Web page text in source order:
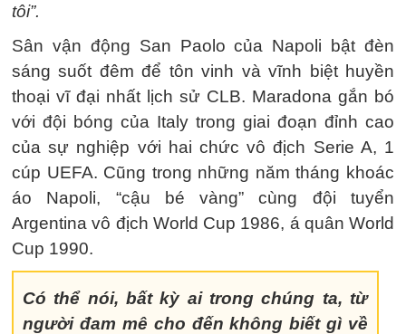
tôi”.
Sân vận động San Paolo của Napoli bật đèn
sáng suốt đêm để tôn vinh và vĩnh biệt huyền
thoại vĩ đại nhất lịch sử CLB. Maradona gắn bó
với đội bóng của Italy trong giai đoạn đỉnh cao
của sự nghiệp với hai chức vô địch Serie A, 1
cúp UEFA. Cũng trong những năm tháng khoác
áo Napoli, “cậu bé vàng” cùng đội tuyển
Argentina vô địch World Cup 1986, á quân World
Cup 1990.
Có thể nói, bất kỳ ai trong chúng ta, từ
người đam mê cho đến không biết gì về